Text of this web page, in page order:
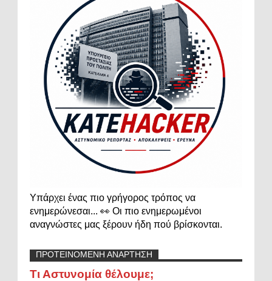
Υπάρχει ένας πιο γρήγορος τρόπος να
ενημερώνεσαι... 👀 Οι πιο ενημερωμένοι
αναγνώστες μας ξέρουν ήδη πού βρίσκονται.
ΠΡΟΤΕΙΝΟΜΕΝΗ ΑΝΑΡΤΗΣΗ
Τι Αστυνομία θέλουμε;